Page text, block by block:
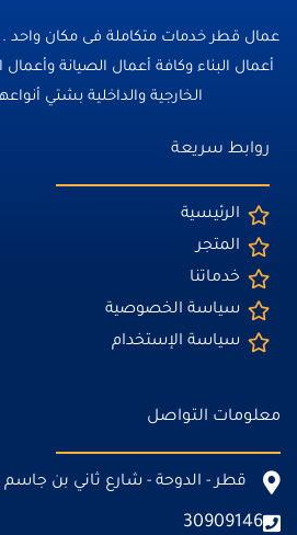
عمال قطر خدمات متكاملة فى مكان
أعمال البناء وكافة أعمال الصيانة
الخارجية والداخلية بشتي
روابط سريعة
الرئيسية
المتجر
خدماتنا
سياسة الخصوصية
سياسة الإستخدام
معلومات التواصل
قطر - الدوحة - شارع ثاني بن جاسم
30909146